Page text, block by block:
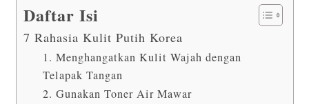
Daftar Isi
7 Rahasia Kulit Putih Korea
1. Menghangatkan Kulit Wajah dengan
Telapak Tangan
2. Gunakan Toner Air Mawar